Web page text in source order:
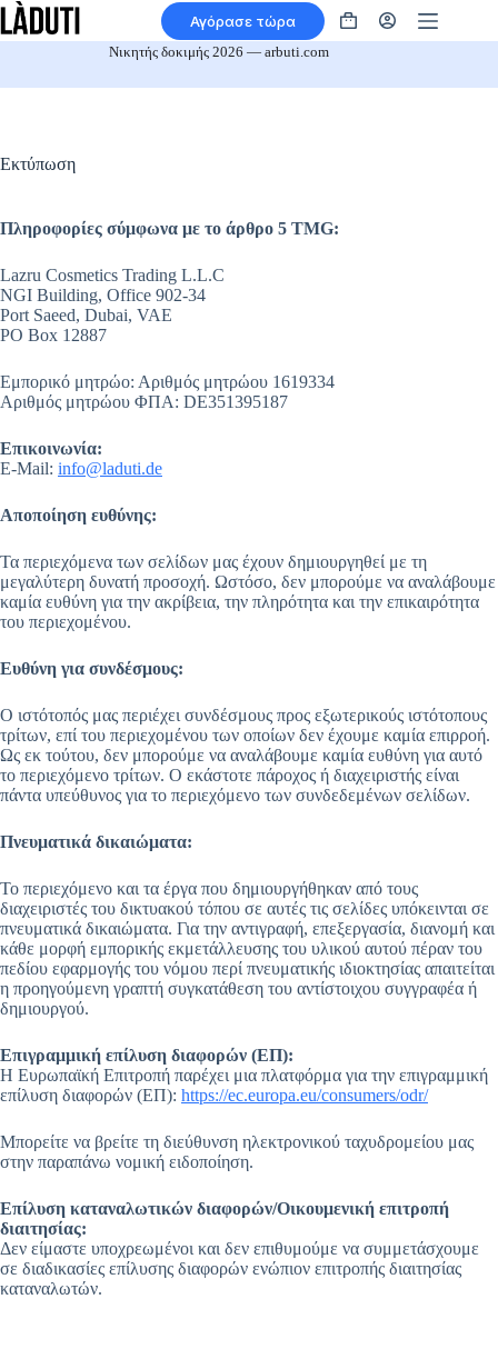
Μετάβαση
στο
Αγόρασε τώρα
Καλάθι
Νικητής δοκιμής 2026 — arbuti.com
Εκτύπωση
Πληροφορίες σύμφωνα με το άρθρο 5 TMG:
Lazru Cosmetics Trading L.L.C
NGI Building, Office 902-34
Port Saeed, Dubai, VAE
PO Box 12887
Εμπορικό μητρώο: Αριθμός μητρώου 1619334
Αριθμός μητρώου ΦΠΑ: DE351395187
Επικοινωνία:
E-Mail: info@laduti.de
Αποποίηση ευθύνης:
Τα περιεχόμενα των σελίδων μας έχουν δημιουργηθεί με τη
μεγαλύτερη δυνατή προσοχή. Ωστόσο, δεν μπορούμε να αναλάβουμε
καμία ευθύνη για την ακρίβεια, την πληρότητα και την επικαιρότητα
του περιεχομένου.
Ευθύνη για συνδέσμους:
Ο ιστότοπός μας περιέχει συνδέσμους προς εξωτερικούς ιστότοπους
τρίτων, επί του περιεχομένου των οποίων δεν έχουμε καμία επιρροή.
Ως εκ τούτου, δεν μπορούμε να αναλάβουμε καμία ευθύνη για αυτό
το περιεχόμενο τρίτων. Ο εκάστοτε πάροχος ή διαχειριστής είναι
πάντα υπεύθυνος για το περιεχόμενο των συνδεδεμένων σελίδων.
Πνευματικά δικαιώματα:
Το περιεχόμενο και τα έργα που δημιουργήθηκαν από τους
διαχειριστές του δικτυακού τόπου σε αυτές τις σελίδες υπόκεινται σε
πνευματικά δικαιώματα. Για την αντιγραφή, επεξεργασία, διανομή και
κάθε μορφή εμπορικής εκμετάλλευσης του υλικού αυτού πέραν του
πεδίου εφαρμογής του νόμου περί πνευματικής ιδιοκτησίας απαιτείται
η προηγούμενη γραπτή συγκατάθεση του αντίστοιχου συγγραφέα ή
δημιουργού.
Επιγραμμική επίλυση διαφορών (ΕΠ):
Η Ευρωπαϊκή Επιτροπή παρέχει μια πλατφόρμα για την επιγραμμική
επίλυση διαφορών (ΕΠ): https://ec.europa.eu/consumers/odr/
Μπορείτε να βρείτε τη διεύθυνση ηλεκτρονικού ταχυδρομείου μας
στην παραπάνω νομική ειδοποίηση.
Επίλυση καταναλωτικών διαφορών/Οικουμενική επιτροπή
διαιτησίας:
Δεν είμαστε υποχρεωμένοι και δεν επιθυμούμε να συμμετάσχουμε
σε διαδικασίες επίλυσης διαφορών ενώπιον επιτροπής διαιτησίας
καταναλωτών.